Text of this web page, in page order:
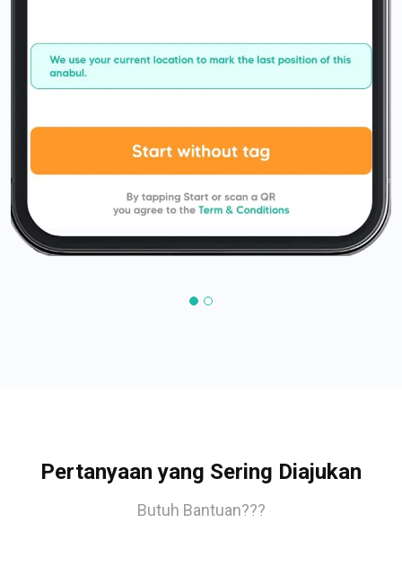
Pertanyaan yang Sering Diajukan
Butuh Bantuan???